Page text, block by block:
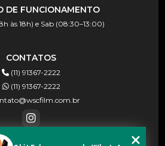
DE FUNCIONAMENTO
às 18h) e Sab (08:30–13:00)
CONTATOS
(11) 91367-2222
(11) 91367-2222